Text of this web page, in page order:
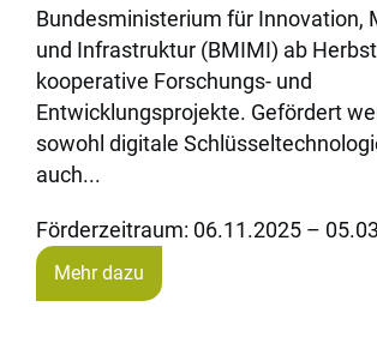
Bundesministerium für Innovation,
und Infrastruktur (BMIMI) ab
kooperative Forschungs- und
Entwicklungsprojekte. Gefördert
sowohl digitale
auch...
Förderzeitraum: 06.11.2025 –
Mehr dazu